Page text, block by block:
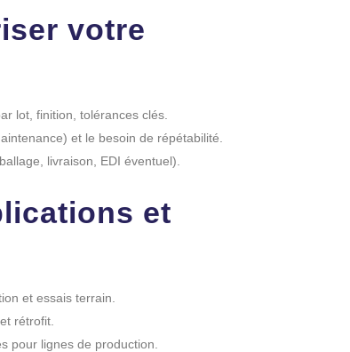
votre
lot, finition, tolérances clés.
et le besoin de répétabilité.
livraison, EDI éventuel).
et
et essais terrain.
rétrofit.
pour lignes de production.